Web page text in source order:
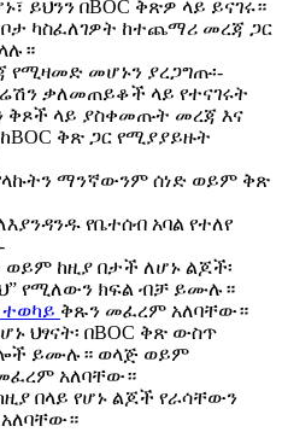
ይህንን በBOC ቅጽዎ ላይ ይናገሩ።
ካስፈለገዎት ከተጨማሪ መረጃ ጋር
የሚዛመድ መሆኑን ያረጋግጡ፡-
ቃለመጠይቆች ላይ የተናገሩት
ላይ ያስቀመጡት መረጃ እና
ቅጽ ጋር የሚያያይዙት
የላኩትን ማንኛውንም ሰነድ ወይም ቅጽ
የቤተሰብ አባል የተለየ
ከዚያ በታች ለሆኑ ልጆች፡
የሚለውን ክፍል ብቻ ይሙሉ።
ቅጹን መፈረም አለባቸው።
ህፃናት፡ በBOC ቅጽ ውስጥ
ይሙሉ። ወላጅ ወይም
አለባቸው።
በላይ የሆኑ ልጆች የራሳቸውን